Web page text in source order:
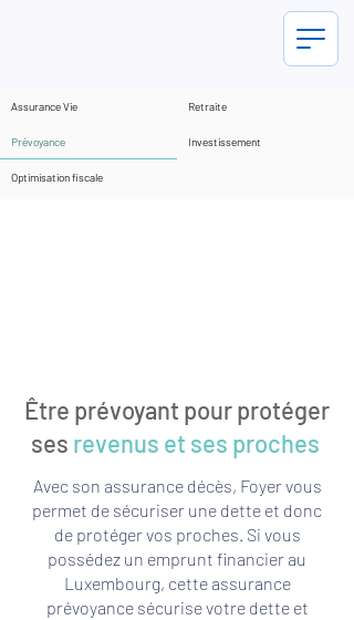
Assurance Vie Retraite
Prévoyance Investissement
Optimisation fiscale
Être prévoyant pour protéger
ses revenus et ses proches
Avec son assurance décès, Foyer vous
permet de sécuriser une dette et donc
de protéger vos proches. Si vous
possédez un emprunt financier au
Luxembourg, cette assurance
prévoyance sécurise votre dette et